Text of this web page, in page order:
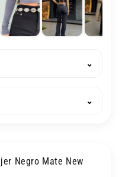
⌄
⌄
Negro Mate New